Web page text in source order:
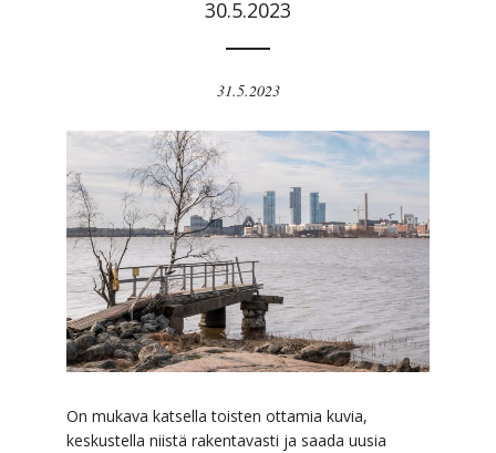
30.5.2023
31.5.2023
On mukava katsella toisten ottamia kuvia,
keskustella niistä rakentavasti ja saada uusia